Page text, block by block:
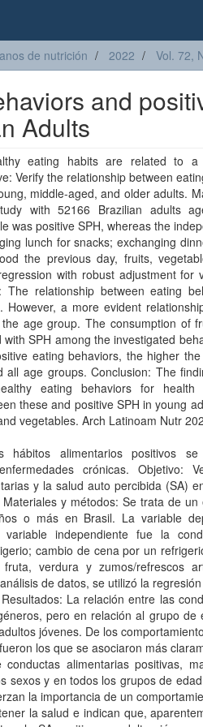
de nutrición 2022 Vol. 72,
and
Adults
eating habits are related to
Verify the relationship between
middle-aged, and older adults.
with 52166 Brazilian adults
was positive SPH, whereas the
lunch for snacks; exchanging
the previous day, fruits,
with robust adjustment
The relationship between eating
However, a more evident
age group. The consumption of
with SPH among the investigated
eating behaviors, the higher
all age groups. Conclusion: The
eating behaviors for
these and positive SPH in young
vegetables. Arch Latinoam Nutr
hábitos alimentarios positivos
crónicas. Objetivo:
y la salud auto percibida (SA)
y métodos: Se trata de
o más en Brasil. La variable
independiente fue la
cambio de cena por un
fruta, verdura y zumos/refrescos
de datos, se utilizó la
La relación entre las
pero en relación al grupo de
jóvenes. De los
los que se asociaron más
alimentarias positivas,
sexos y en todos los grupos de
la importancia de un
la salud e indican que,